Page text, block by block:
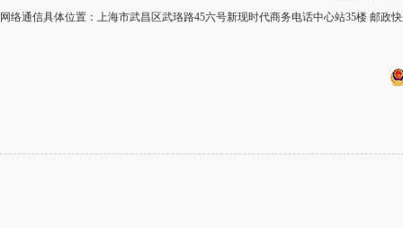
网络通信具体位置：上海市武昌区武珞路45六号新现时代商务电话中心站35楼 邮政